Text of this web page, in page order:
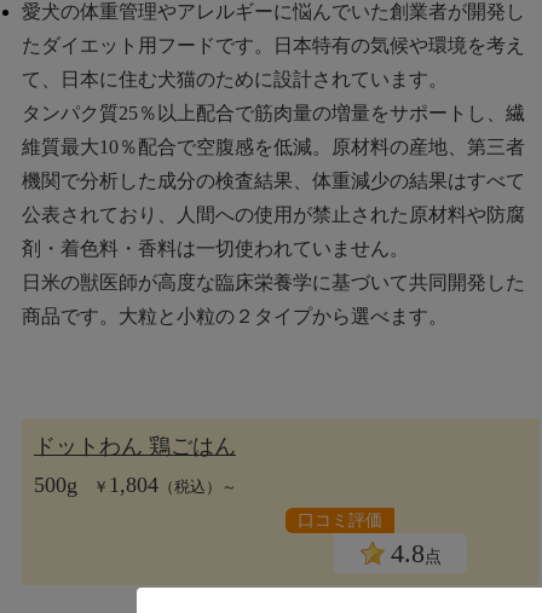
愛犬の体重管理やアレルギーに悩んでいた創業者が開発し
たダイエット用フードです。日本特有の気候や環境を考え
て、日本に住む犬猫のために設計されています。
タンパク質25％以上配合で筋肉量の増量をサポートし、繊
維質最大10％配合で空腹感を低減。原材料の産地、第三者
機関で分析した成分の検査結果、体重減少の結果はすべて
公表されており、人間への使用が禁止された原材料や防腐
剤・着色料・香料は一切使われていません。
日米の獣医師が高度な臨床栄養学に基づいて共同開発した
商品です。大粒と小粒の２タイプから選べます。
ドットわん 鶏ごはん
500g ￥ 1,804 （税込）～
口コミ評価
4.8 点